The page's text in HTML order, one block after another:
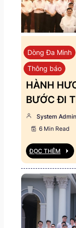
Dòng Đa Minh
Thông báo
HÀNH
BƯỚC ĐI
System
6 Min Read
ĐỌC THÊM